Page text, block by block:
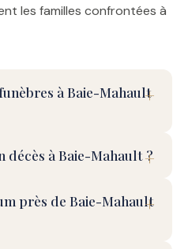
les familles confrontées à
à Baie-Mahault
décès à Baie-Mahault ?
près de Baie-Mahault